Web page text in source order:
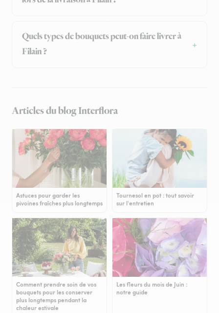
Quels types de bouquets peut-on faire livrer à
Filain ?
Articles du blog Interflora
Astuces pour garder les
pivoines fraîches plus longtemps
Tournesol en pot : tout savoir
sur l'entretien
Comment prendre soin de vos
bouquets pour les conserver
plus longtemps pendant la
chaleur estivale
Les fleurs du mois de Juin :
notre guide